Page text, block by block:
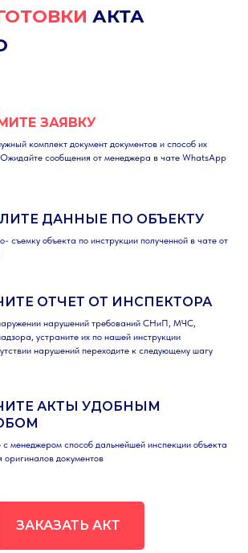
АКТА
ЗАЯВКУ
комплект документ документов и способ их
Ожидайте сообщения от менеджера в чате WhatsApp
ДАННЫЕ ПО ОБЪЕКТУ
съемку объекта по инструкции полученной в чате от
ОТЧЕТ ОТ ИНСПЕКТОРА
нарушений требований СНиП, МЧС,
устраните их по нашей инструкции
нарушений переходите к следующему шагу
АКТЫ УДОБНЫМ
с менеджером способ дальнейшей инспекции объекта
оригиналов документов
ЗАКАЗАТЬ АКТ